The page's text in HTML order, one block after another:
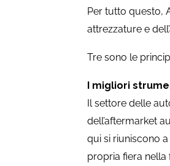
Per tutto questo,
attrezzature e
Tre sono le
I migliori
Il settore delle
dell’aftermarket
qui si riuniscono
propria fiera